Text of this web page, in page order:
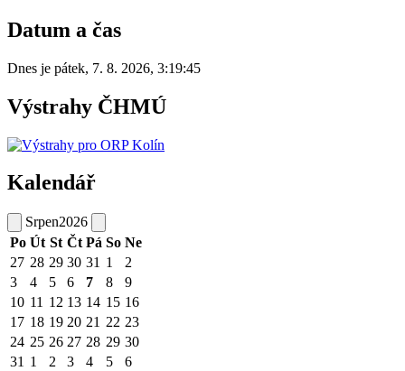
Datum a čas
Dnes je pátek, 7. 8. 2026, 3:19:45
Výstrahy ČHMÚ
Kalendář
Srpen2026
Po Út St Čt Pá So Ne
27 28 29 30 31 1
2
3
4 5 6 7 8
9
10 11 12 13 14 15 16
17 18 19 20 21 22 23
24 25 26 27 28 29 30
31 1 2 3 4 5 6